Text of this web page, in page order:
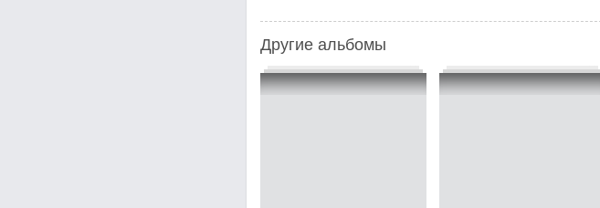
Другие альбомы